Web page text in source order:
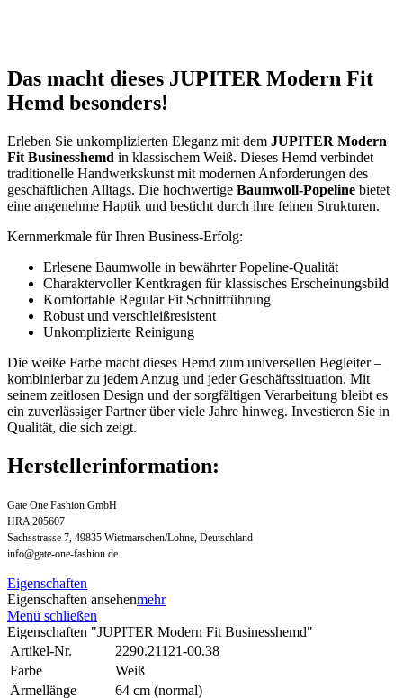
Das macht dieses JUPITER Modern Fit
Hemd besonders!
Erleben Sie unkomplizierten Eleganz mit dem JUPITER Modern
Fit Businesshemd in klassischem Weiß. Dieses Hemd verbindet
traditionelle Handwerkskunst mit modernen Anforderungen des
geschäftlichen Alltags. Die hochwertige Baumwoll-Popeline bietet
eine angenehme Haptik und besticht durch ihre feinen Strukturen.
Kernmerkmale für Ihren Business-Erfolg:
Erlesene Baumwolle in bewährter Popeline-Qualität
Charaktervoller Kentkragen für klassisches Erscheinungsbild
Komfortable Regular Fit Schnittführung
Robust und verschleißresistent
Unkomplizierte Reinigung
Die weiße Farbe macht dieses Hemd zum universellen Begleiter –
kombinierbar zu jedem Anzug und jeder Geschäftssituation. Mit
seinem zeitlosen Design und der sorgfältigen Verarbeitung bleibt es
ein zuverlässiger Partner über viele Jahre hinweg. Investieren Sie in
Qualität, die sich zeigt.
Herstellerinformation:
Gate One Fashion GmbH
HRA 205607
Sachsstrasse 7, 49835 Wietmarschen/Lohne, Deutschland
info@gate-one-fashion.de
Eigenschaften
Eigenschaften ansehenmehr
Menü schließen
Eigenschaften "JUPITER Modern Fit Businesshemd"
Artikel-Nr.
2290.21121-00.38
Farbe
Weiß
Ärmellänge
64 cm (normal)